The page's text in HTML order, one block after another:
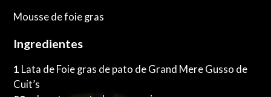
Mousse de foie gras
Ingredientes
1 Lata de Foie gras de pato de Grand Mere Gusso de
Cuit’s